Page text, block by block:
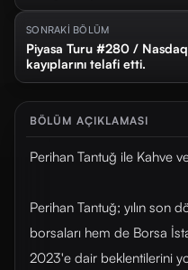
SONRAKİ BÖLÜM
Piyasa Turu #280 /
kayıplarını telafi etti.
BÖLÜM AÇIKLAMASI
Perihan Tantuğ ile Kahve
Perihan Tantuğ; yılın son
borsaları hem de Borsa
2023'e dair beklentilerini